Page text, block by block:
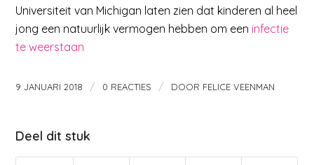
Universiteit van Michigan laten zien dat kinderen al heel
jong een natuurlijk vermogen hebben om een infectie
te weerstaan
9 JANUARI 2018 / 0 REACTIES / DOOR FELICE VEENMAN
Deel dit stuk